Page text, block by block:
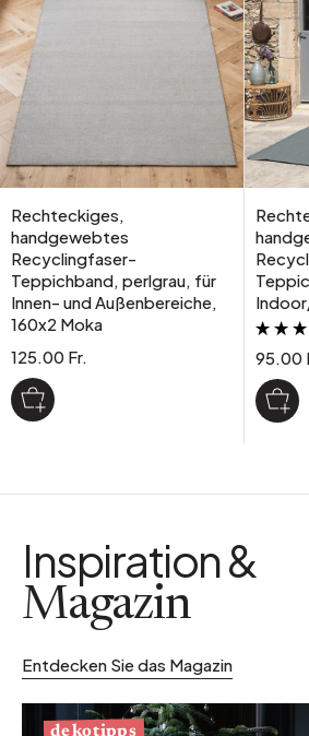
Rechteckiges,
handgewebtes
Recyclingfaser-
Teppichband, perlgrau, für
Innen- und Außenbereiche,
160x2 Moka
125.00 Fr.
95.00
Inspiration &
Magazin
Entdecken Sie das Magazin
dekotipps